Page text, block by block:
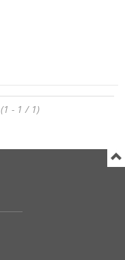
(1 - 1 / 1)